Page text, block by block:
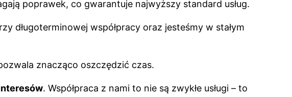
poprawek, co gwarantuje najwyższy standard usług.
długoterminowej współpracy oraz jesteśmy w stałym
znacząco oszczędzić czas.
. Współpraca z nami to nie są zwykłe usługi – to